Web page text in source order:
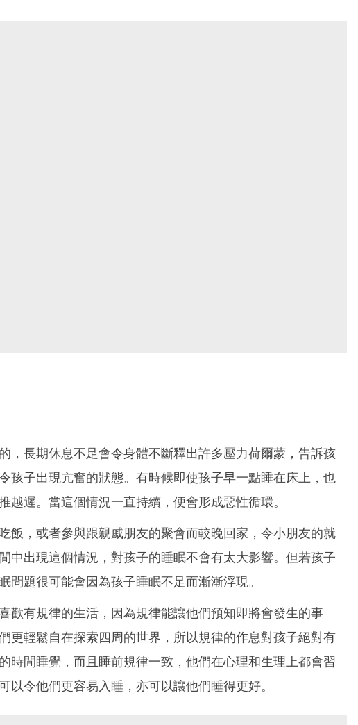
，長期休息不足會令身體不斷釋出許多壓力荷爾蒙，告訴孩
孩子出現亢奮的狀態。有時候即使孩子早一點睡在床上，也
越遲。當這個情況一直持續，便會形成惡性循環。
飯，或者參與跟親戚朋友的聚會而較晚回家，令小朋友的就
中出現這個情況，對孩子的睡眠不會有太大影響。但若孩子
問題很可能會因為孩子睡眠不足而漸漸浮現。
歡有規律的生活，因為規律能讓他們預知即將會發生的事
更輕鬆自在探索四周的世界，所以規律的作息對孩子絕對有
時間睡覺，而且睡前規律一致，他們在心理和生理上都會習
以令他們更容易入睡，亦可以讓他們睡得更好。